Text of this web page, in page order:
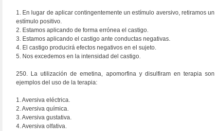
1. En lugar de aplicar contingentemente un estímulo aversivo, retiramos un
estímulo positivo.
2. Estamos aplicando de forma errónea el castigo.
3. Estamos aplicando el castigo ante conductas negativas.
4. El castigo producirá efectos negativos en el sujeto.
5. Nos excedemos en la intensidad del castigo.
250. La utilización de emetina, apomorfina y disulfiram en terapia son
ejemplos del uso de la terapia:
1. Aversiva eléctrica.
2. Aversiva química.
3. Aversiva gustativa.
4. Aversiva olfativa.